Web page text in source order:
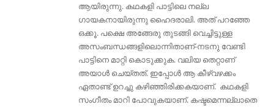
ആയിരുന്നു. കഥകളി പാട്ടിലെ നല്ല
ഗായകനായിരുന്നു ഹൈദരാലി. അത് പറഞ്ഞേ
ഒക്കൂ. പക്ഷെ അങ്ങേരു തുടങ്ങി വെച്ചിട്ടുള്ള
അസംബന്ധങ്ങളിലൊന്നിതാണ്-നടനു വേണ്ടി
പാട്ടിനെ മാറ്റി കൊടുക്കുക. വലിയ തെറ്റാണ്
അയാൾ ചെയ്തത്. ഇപ്പോള്‍ ആ കീഴ്വഴക്കം
ഏതാണ്ട് ഉറച്ചു കഴിഞ്ഞിരിക്കകയാണ്. കഥകളി
സംഗീതം മാറി പോവുകയാണ്. കഷ്ടമെന്നല്ലാതെ